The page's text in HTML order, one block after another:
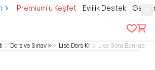
Premium'u Keşfet Evlilik Destek
Ders ve Sınav KitaplarıLise Ders KitaplarıLise Soru Bankası